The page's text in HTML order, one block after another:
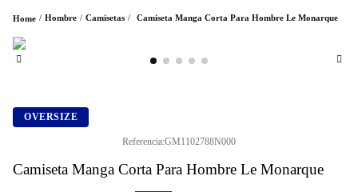
Hombre Camisetas Camiseta Manga Corta Para Hombre Le Monarque
OVERSIZE
Referencia:GM1102788N000
Camiseta Manga Corta Para Hombre Le Monarque